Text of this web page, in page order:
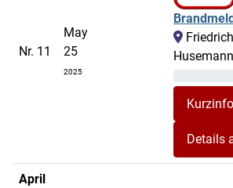
Nr. 11
May
25
2025
Details
April